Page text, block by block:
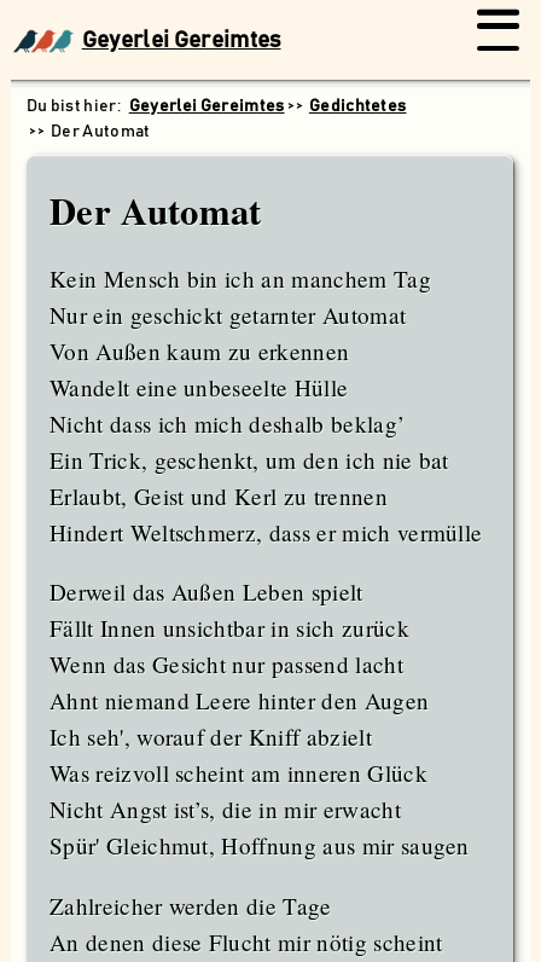
Geyerlei Gereimtes
Geyerlei Gereimtes
Gedichtetes
Der Automat
Der Automat
Kein Mensch bin ich an manchem Tag
Nur ein geschickt getarnter Automat
Von Außen kaum zu erkennen
Wandelt eine unbeseelte Hülle
Nicht dass ich mich deshalb beklag’
Ein Trick, geschenkt, um den ich nie bat
Erlaubt, Geist und Kerl zu trennen
Hindert Weltschmerz, dass er mich vermülle
Derweil das Außen Leben spielt
Fällt Innen unsichtbar in sich zurück
Wenn das Gesicht nur passend lacht
Ahnt niemand Leere hinter den Augen
Ich seh', worauf der Kniff abzielt
Was reizvoll scheint am inneren Glück
Nicht Angst ist’s, die in mir erwacht
Spür' Gleichmut, Hoffnung aus mir saugen
Zahlreicher werden die Tage
An denen diese Flucht mir nötig scheint